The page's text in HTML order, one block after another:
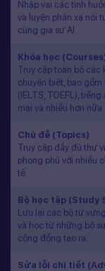
Nhập vai các tình
và luyện phản xạ nói
cùng gia sư AI.
Khóa học
Truy cập toàn bộ các
chuyên biệt, bao gồm
(IELTS, TOEFL),
mại và nhiều hơn nữa.
Chủ đề (Topics)
Truy cập đầy đủ thư
phong phú với nhiều
tế.
Bộ học tập (Study
Lưu lại các bộ từ
và học từ những bộ
cộng đồng tạo ra.
Sửa lỗi chi tiết